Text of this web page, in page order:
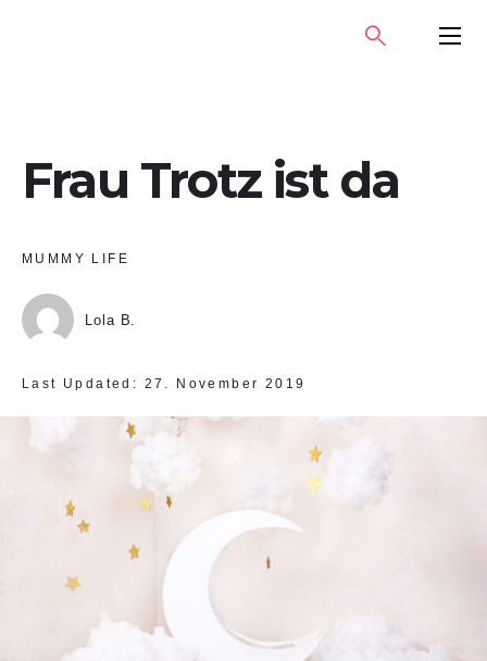
MENU
SEARCH
Frau Trotz ist da
MUMMY LIFE
Lola B.
Last Updated: 27. November 2019